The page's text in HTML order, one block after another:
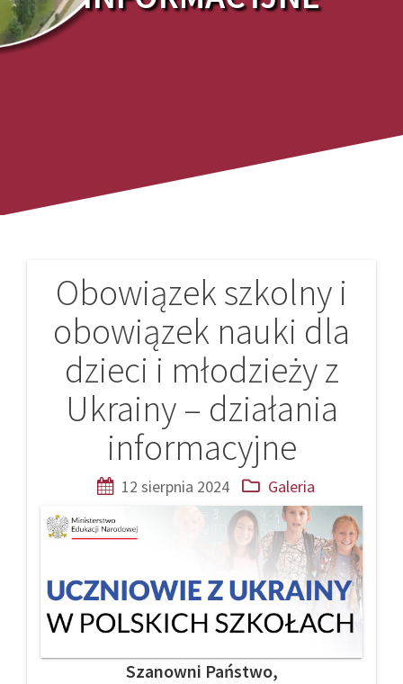
Obowiązek szkolny i
obowiązek nauki dla
dzieci i młodzieży z
Ukrainy – działania
informacyjne
12 sierpnia 2024 Galeria
Szanowni Państwo,
Nawigacja
wpisu